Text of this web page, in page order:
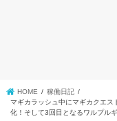
HOME
稼働日記
マギカラッシュ中にマギカクエ
化！そして3回目となるワルプル